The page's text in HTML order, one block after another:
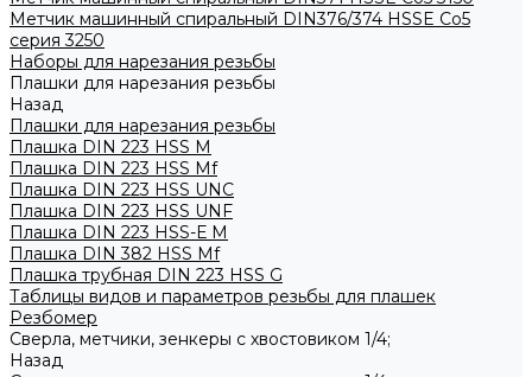
Метчик машинный спиральный DIN376/374 HSSE Co5
серия 3250
Наборы для нарезания резьбы
Плашки для нарезания резьбы
Назад
Плашки для нарезания резьбы
Плашка DIN 223 HSS M
Плашка DIN 223 HSS Mf
Плашка DIN 223 HSS UNC
Плашка DIN 223 HSS UNF
Плашка DIN 223 HSS-Е M
Плашка DIN 382 HSS Mf
Плашка трубная DIN 223 HSS G
Таблицы видов и параметров резьбы для плашек
Резбомер
Сверла, метчики, зенкеры с хвостовиком 1/4;
Назад